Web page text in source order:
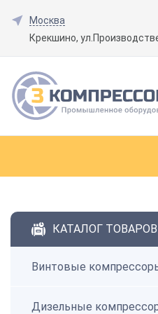
Москва
Крекшино,
Смотреть все товары
КАТАЛОГ ТОВАРОВ
Винтовые
Дизельные